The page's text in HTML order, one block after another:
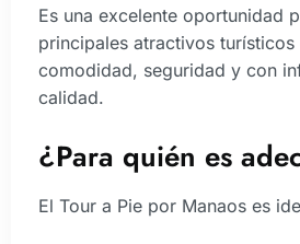
Es una excelente oportunidad
principales atractivos
comodidad, seguridad y con
calidad.
¿Para quién es
El Tour a Pie por Manaos es